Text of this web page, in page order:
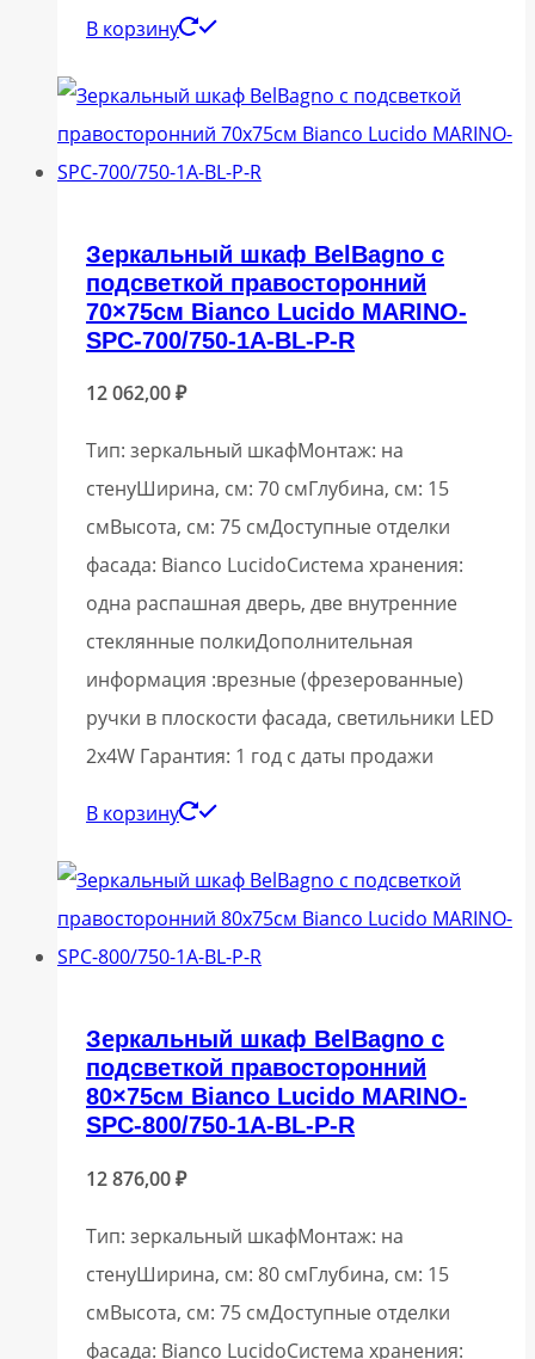
В корзину
Зеркальный шкаф BelBagno с
подсветкой правосторонний
70×75см Bianco Lucido MARINO-
SPC-700/750-1A-BL-P-R
12 062,00₽
Тип: зеркальный шкафМонтаж: на
стенуШирина, см: 70 смГлубина, см: 15
смВысота, см: 75 смДоступные отделки
фасада: Bianco LucidoСистема хранения:
одна распашная дверь, две внутренние
стеклянные полкиДополнительная
информация :врезные (фрезерованные)
ручки в плоскости фасада, светильники LED
2x4W Гарантия: 1 год с даты продажи
В корзину
Зеркальный шкаф BelBagno с
подсветкой правосторонний
80×75см Bianco Lucido MARINO-
SPC-800/750-1A-BL-P-R
12 876,00₽
Тип: зеркальный шкафМонтаж: на
стенуШирина, см: 80 смГлубина, см: 15
смВысота, см: 75 смДоступные отделки
фасада: Bianco LucidoСистема хранения: